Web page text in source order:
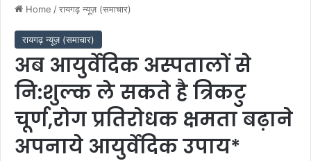
Home /रायगढ़ न्यूज़ (समाचार)
रायगढ़ न्यूज़ (समाचार)
अब आयुर्वेदिक अस्पतालों से
नि:शुल्क ले सकते है त्रिकटु
चूर्ण,रोग प्रतिरोधक क्षमता बढ़ाने
अपनाये आयुर्वेदिक उपाय*